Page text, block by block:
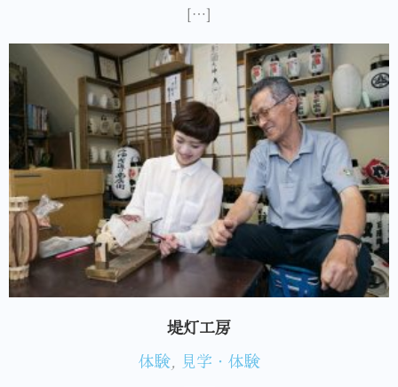
[…]
堤灯工房
体験, 見学・体験